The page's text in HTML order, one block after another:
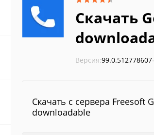
Скачать
Версия:
Скачать с сервера Freesoft
downloadable